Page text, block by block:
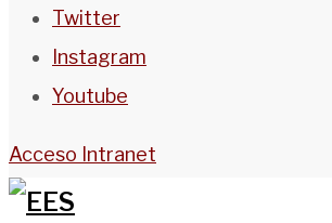
Twitter
Instagram
Youtube
Acceso Intranet